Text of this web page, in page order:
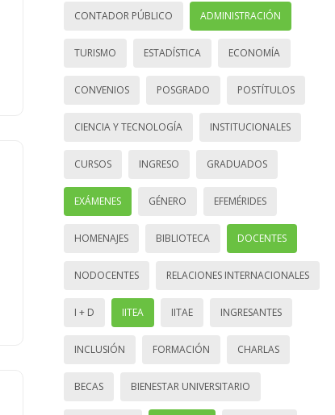
CONTADOR PÚBLICO ADMINISTRACIÓN
TURISMO ESTADÍSTICA ECONOMÍA
CONVENIOS POSGRADO POSTÍTULOS
CIENCIA Y TECNOLOGÍA INSTITUCIONALES
CURSOS INGRESO GRADUADOS
EXÁMENES GÉNERO EFEMÉRIDES
HOMENAJES BIBLIOTECA DOCENTES
NODOCENTES RELACIONES INTERNACIONALES
I + D IITEA IITAE INGRESANTES
INCLUSIÓN FORMACIÓN CHARLAS
BECAS BIENESTAR UNIVERSITARIO